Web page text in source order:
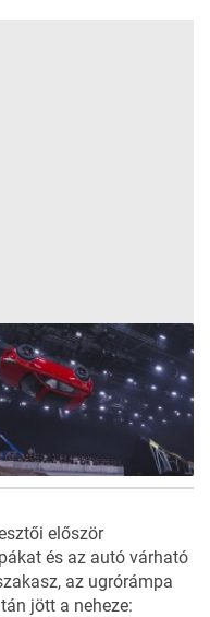
először
és az autó várható
az ugrórámpa
jött a neheze: